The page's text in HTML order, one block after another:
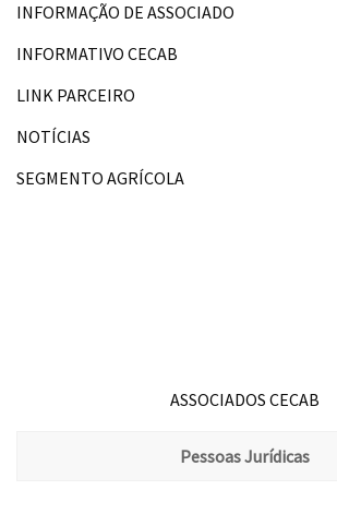
INFORMAÇÃO DE ASSOCIADO
INFORMATIVO CECAB
LINK PARCEIRO
NOTÍCIAS
SEGMENTO AGRÍCOLA
ASSOCIADOS CECAB
Pessoas Jurídicas